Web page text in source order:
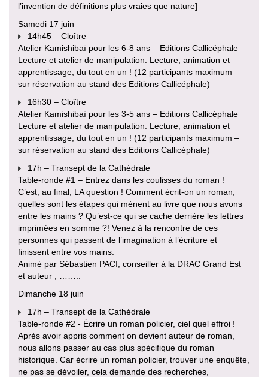
l’invention de définitions plus vraies que nature]
Samedi 17 juin
14h45 – Cloître
Atelier Kamishibaï pour les 6-8 ans – Editions Callicéphale
Lecture et atelier de manipulation. Lecture, animation et
apprentissage, du tout en un ! (12 participants maximum –
sur réservation au stand des Editions Callicéphale)
16h30 – Cloître
Atelier Kamishibaï pour les 3-5 ans – Editions Callicéphale
Lecture et atelier de manipulation. Lecture, animation et
apprentissage, du tout en un ! (12 participants maximum –
sur réservation au stand des Editions Callicéphale)
17h – Transept de la Cathédrale
Table-ronde #1 – Entrez dans les coulisses du roman !
C’est, au final, LA question ! Comment écrit-on un roman,
quelles sont les étapes qui mènent au livre que nous avons
entre les mains ? Qu’est-ce qui se cache derrière les lettres
imprimées en somme ?! Venez à la rencontre de ces
personnes qui passent de l’imagination à l’écriture et
finissent entre vos mains.
Animé par Sébastien PACI, conseiller à la DRAC Grand Est
et auteur ; ……..
Dimanche 18 juin
17h – Transept de la Cathédrale
Table-ronde #2 - Écrire un roman policier, ciel quel effroi !
Après avoir appris comment on devient auteur de roman,
nous allons passer au cas plus spécifique du roman
historique. Car écrire un roman policier, trouver une enquête,
ne pas se dévoiler, cela demande des recherches,